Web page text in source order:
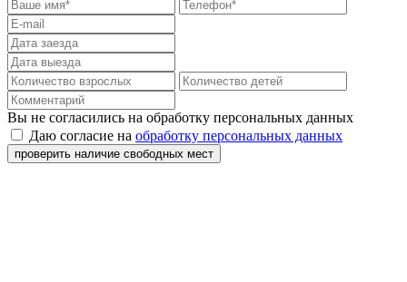
Вы не согласились на обработку персональных данных
Даю согласие на обработку персональных данных
проверить наличие свободных мест